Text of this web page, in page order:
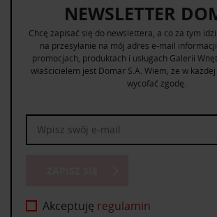
NEWSLETTER
Chcę zapisać się do newslettera, a co za tym
na przesyłanie na mój adres e-mail
promocjach, produktach i usługach Galerii
właścicielem jest Domar S.A. Wiem, że w
wycofać zgodę.
Akceptuję regulamin